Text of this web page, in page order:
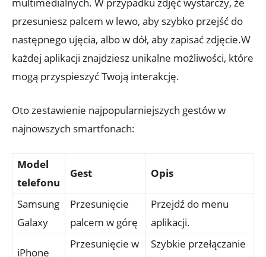
przesuniesz​ palcem w lewo,⁢ aby szybko przejść do
następnego ujęcia, albo w dół,⁣ aby ‍zapisać​ zdjęcie.W
każdej aplikacji​ znajdziesz unikalne możliwości,‍ które
mogą przyspieszyć Twoją interakcję.
Oto ‌zestawienie‍ najpopularniejszych gestów w
najnowszych smartfonach:
Model
telefonu
Gest Opis
Samsung
Galaxy
Przesunięcie
palcem w górę
Przejdź⁤ do ​menu
aplikacji.
iPhone
Przesunięcie ⁢w
Szybkie przełączanie